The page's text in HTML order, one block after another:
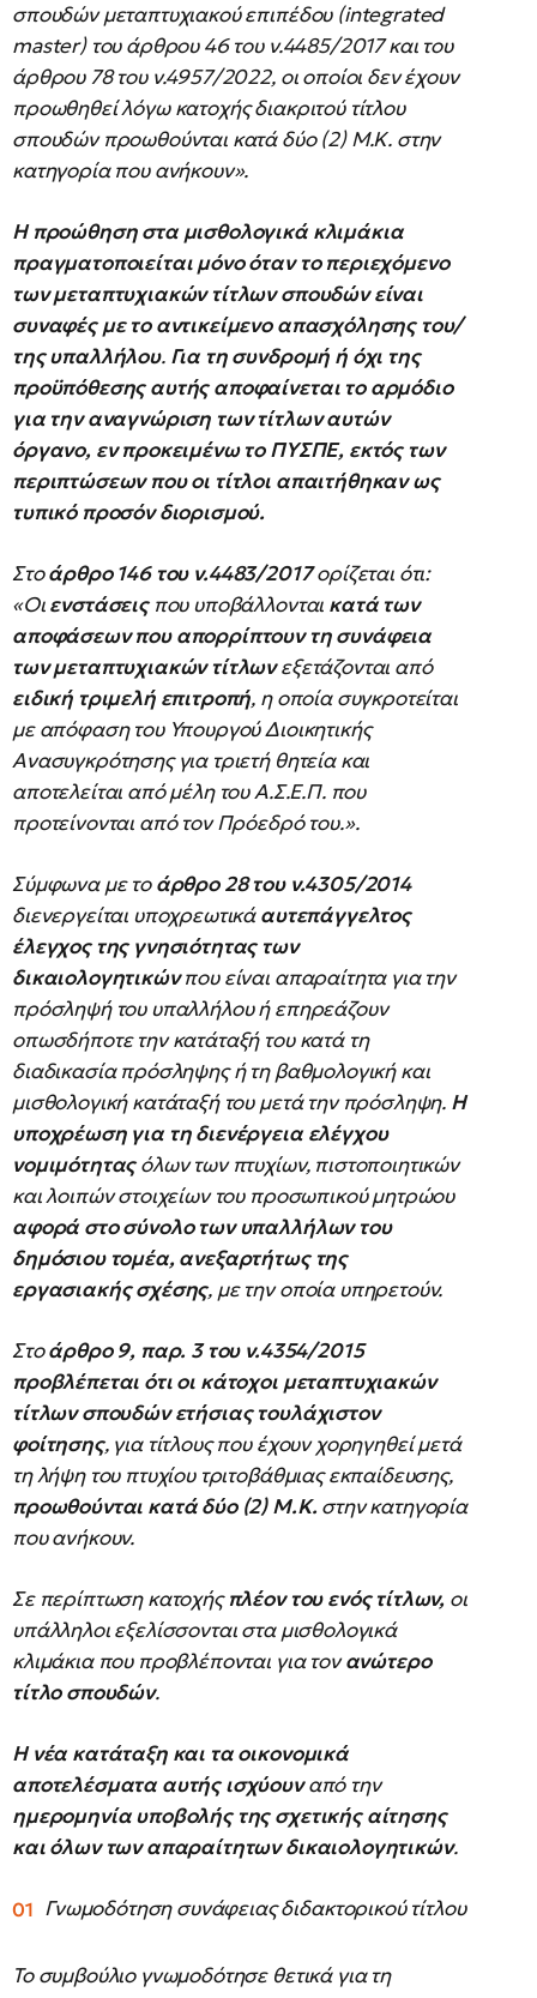
σπουδών μεταπτυχιακού επιπέδου (integrated
master) του άρθρου 46 του ν.4485/2017 και του
άρθρου 78 του ν.4957/2022, οι οποίοι δεν έχουν
προωθηθεί λόγω κατοχής διακριτού τίτλου
σπουδών προωθούνται κατά δύο (2) Μ.Κ. στην
κατηγορία που ανήκουν».
Η προώθηση στα μισθολογικά κλιμάκια
πραγματοποιείται μόνο όταν το περιεχόμενο
των μεταπτυχιακών τίτλων σπουδών είναι
συναφές με το αντικείμενο απασχόλησης του/
της υπαλλήλου. Για τη συνδρομή ή όχι της
προϋπόθεσης αυτής αποφαίνεται το αρμόδιο
για την αναγνώριση των τίτλων αυτών
όργανο, εν προκειμένω το ΠΥΣΠΕ, εκτός των
περιπτώσεων που οι τίτλοι απαιτήθηκαν ως
τυπικό προσόν διορισμού.
Στοάρθρο 146 του ν.4483/2017ορίζεται ότι:
«Οιενστάσειςπου υποβάλλονται κατά των
αποφάσεων που απορρίπτουν τη συνάφεια
των μεταπτυχιακών τίτλωνεξετάζονται από
ειδική τριμελή επιτροπή, η οποία συγκροτείται
με απόφαση του Υπουργού Διοικητικής
Ανασυγκρότησης για τριετή θητεία και
αποτελείται από μέλη του Α.Σ.Ε.Π. που
προτείνονται από τον Πρόεδρό του.».
Σύμφωνα με τοάρθρο 28 του ν.4305/2014
διενεργείται υποχρεωτικάαυτεπάγγελτος
έλεγχος της γνησιότητας των
δικαιολογητικώνπου είναι απαραίτητα για την
πρόσληψή του υπαλλήλου ή επηρεάζουν
οπωσδήποτε την κατάταξή του κατά τη
διαδικασία πρόσληψης ή τη βαθμολογική και
μισθολογική κατάταξή του μετά την πρόσληψη. Η
υποχρέωση για τη διενέργεια ελέγχου
νομιμότηταςόλων των πτυχίων, πιστοποιητικών
και λοιπών στοιχείων του προσωπικού μητρώου
αφορά στο σύνολο των υπαλλήλων του
δημόσιου τομέα, ανεξαρτήτως της
εργασιακής σχέσης, με την οποία υπηρετούν.
Στοάρθρο 9, παρ. 3 του ν.4354/2015
προβλέπεται ότι οι κάτοχοι μεταπτυχιακών
τίτλων σπουδών ετήσιας τουλάχιστον
φοίτησης, για τίτλους που έχουν χορηγηθεί μετά
τη λήψη του πτυχίου τριτοβάθμιας εκπαίδευσης,
προωθούνται κατά δύο (2) Μ.Κ. στην κατηγορία
που ανήκουν.
Σε περίπτωση κατοχήςπλέον του ενός τίτλων, οι
υπάλληλοι εξελίσσονται στα μισθολογικά
κλιμάκια που προβλέπονται για τονανώτερο
τίτλο σπουδών.
Η νέα κατάταξη και τα οικονομικά
αποτελέσματα αυτής ισχύουναπό την
ημερομηνία υποβολής της σχετικής αίτησης
και όλων των απαραίτητων δικαιολογητικών.
Γνωμοδότηση συνάφειας διδακτορικού τίτλου
Το συμβούλιο γνωμοδότησε θετικά για τη